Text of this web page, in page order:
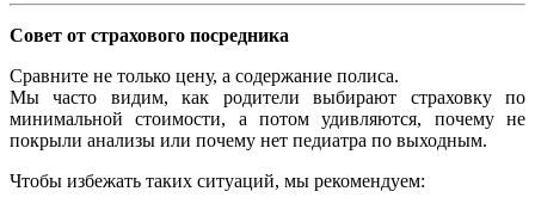
Совет от страхового посредника
Сравните не только цену, а содержание полиса.
Мы часто видим, как родители выбирают страховку по
минимальной стоимости, а потом удивляются, почему не
покрыли анализы или почему нет педиатра по выходным.
Чтобы избежать таких ситуаций, мы рекомендуем: